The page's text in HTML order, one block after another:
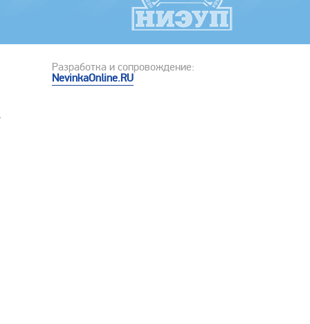
Разработка и сопровождение:
NevinkaOnline.RU